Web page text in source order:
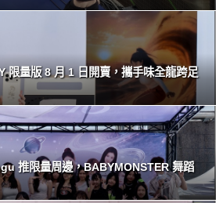
限量版 8 月 1 日開賣，攜手味全龍跨足
推限量周邊，BABYMONSTER 舞蹈